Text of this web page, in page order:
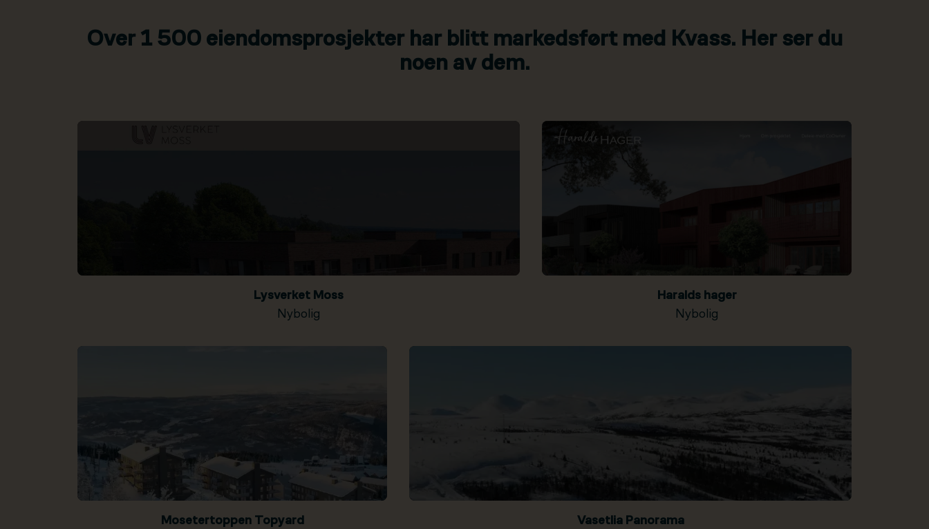
Over 1 500 eiendomsprosjekter har blitt markedsført med Kvass. Her ser du
noen av dem.
Lysverket Moss
Nybolig
Haralds hager
Nybolig
Mosetertoppen Topyard
Vasetlia Panorama